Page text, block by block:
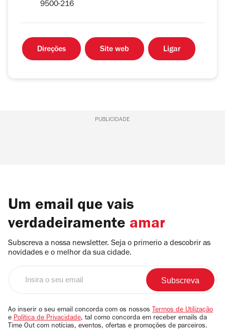
9500-216
Direções Site web Ligar
PUBLICIDADE
Um email que vais
verdadeiramente amar
Subscreva a nossa newsletter. Seja o primerio a descobrir as
novidades e o melhor da sua cidade.
email
Ao inserir o seu email concorda com os nossos Termos de Utilização
e Política de Privacidade, tal como concorda em receber emails da
Time Out com notícias, eventos, ofertas e promoções de parceiros.